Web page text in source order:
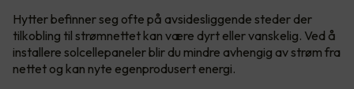
Hytter befinner seg ofte på avsidesliggende steder der
tilkobling til strømnettet kan være dyrt eller vanskelig. Ved å
installere solcellepaneler blir du mindre avhengig av strøm fra
nettet og kan nyte egenprodusert energi.